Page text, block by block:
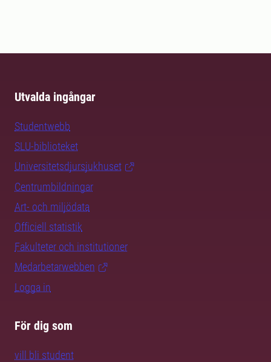
Utvalda ingångar
Studentwebb
SLU-biblioteket
Universitetsdjursjukhuset
Centrumbildningar
Art- och miljödata
Officiell statistik
Fakulteter och institutioner
Medarbetarwebben
Logga in
För dig som
vill bli student